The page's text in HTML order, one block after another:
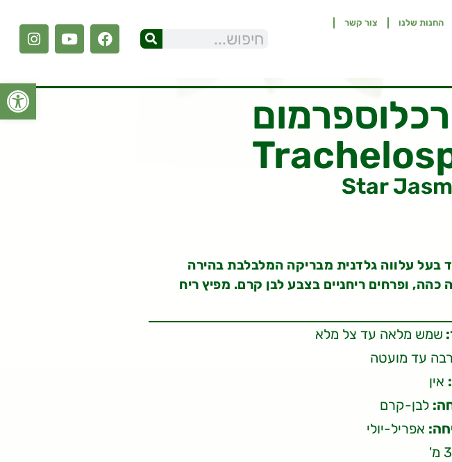
פתח
החנות שלנו צור קשר
Star
בעל עלווה גלדנית מבריקה המלבלבת בהירה
כהה, ופרחים ריחניים בצבע לבן קרם. מפיץ ריח
שמש מלאה עד צל מלא
רבה עד מועטה
אין
לבן-קרם
אפריל-יולי